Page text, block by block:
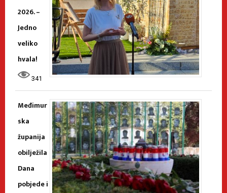
2026. –
Jedno
veliko
hvala!
341
Međimur
ska
županija
obilježila
Dana
pobjede i